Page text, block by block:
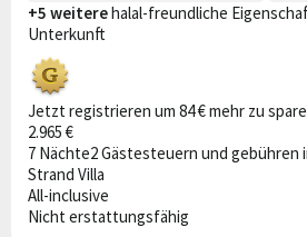
+5 weiterehalal-freundliche
Unterkunft
Jetzt registrieren um 84 € mehr zu
2.965 €
7 Nächte2 Gästesteuern und gebühren
Strand Villa
All-inclusive
Nicht erstattungsfähig